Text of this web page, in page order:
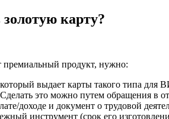
карту?
премиальный продукт, нужно:
выдает карты такого типа для
это можно путем обращения в
доходе и документ о трудовой
инструмент (срок его